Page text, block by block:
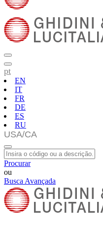
pt
EN
IT
FR
DE
ES
RU
Procurar
ou
Busca Avançada